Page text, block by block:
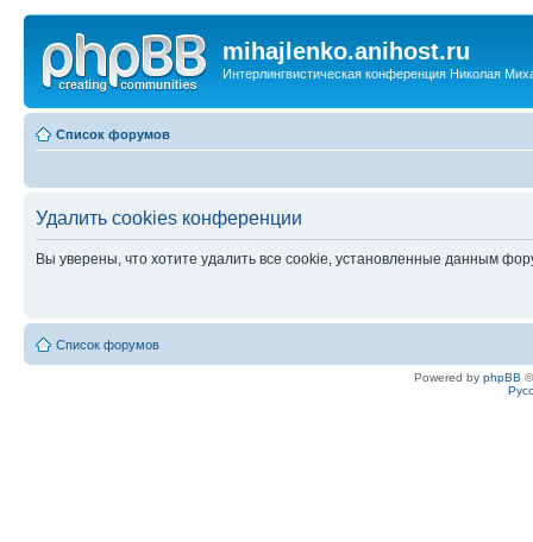
mihajlenko.anihost.ru
Интерлингвистическая конференция Николая
Список форумов
Удалить cookies конференции
Вы уверены, что хотите удалить все cookie, установленные данным
Список форумов
Powered by phpBB